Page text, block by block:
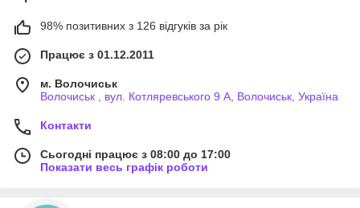
98% позитивних з 126 відгуків за рік
Працює з 01.12.2011
м. Волочиськ
Волочиськ , вул. Котляревського 9 А, Волочиськ, Україна
Контакти
Сьогодні працює з 08:00 до 17:00
Показати весь графік роботи